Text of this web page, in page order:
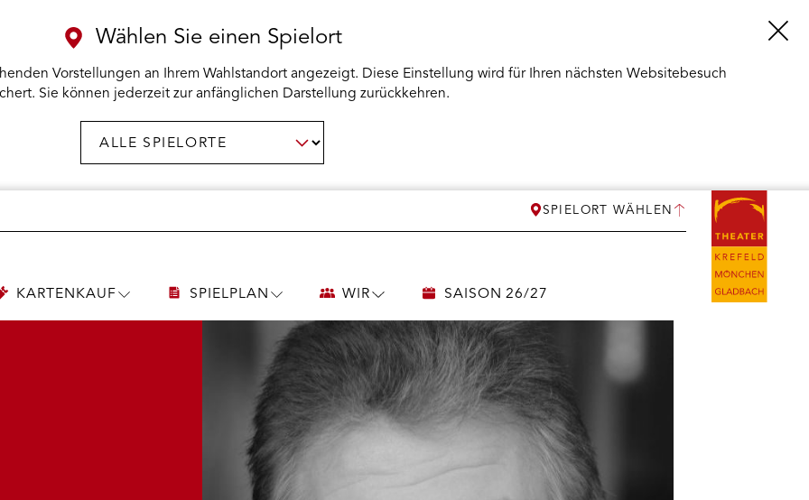
SPIELORT WÄHLEN
Wählen Sie einen Spielort
Vorstellungen an Ihrem Wahlstandort angezeigt. Diese Einstellung wird für Ihren nächsten Websitebesuch
Sie können jederzeit zur anfänglichen Darstellung zurückkehren.
KARTENKAUF UNTERMENÜSPIELPLAN UNTERMENÜ
ÖFFNEN
WIR UNTERMENÜ
ÖFFNEN
SAISON 26/27